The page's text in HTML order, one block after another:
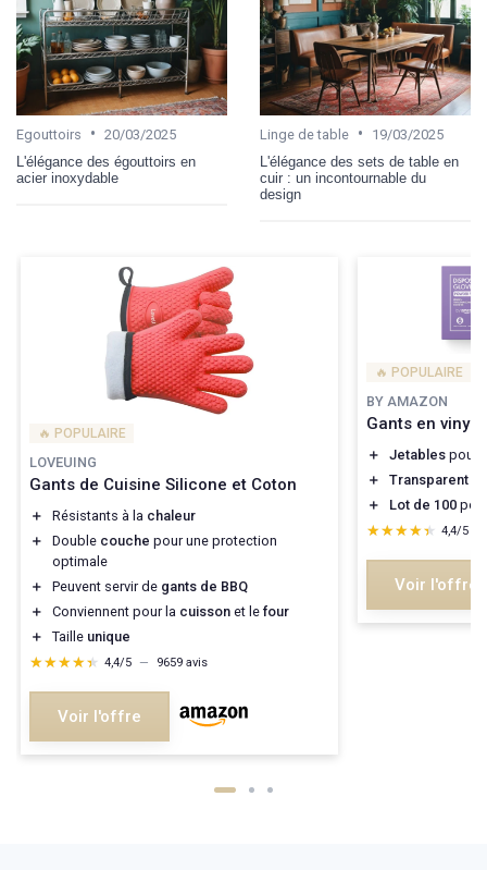
Egouttoirs • 20/03/2025
L'élégance des égouttoirs en
acier inoxydable
Linge de table •
19/03/2025
L'élégance des sets de table en
cuir : un incontournable du
design
🔥 POPULAIRE
LOVEUING
Gants de Cuisine Silicone et Coton
＋ Résistants à la chaleur
＋
Double couche pour une protection
optimale
＋
Peuvent servir de gants de BBQ
＋
Conviennent pour la cuisson et le four
＋
Taille unique
★★★★★
★★★★★ 4,4/5 — 9659 avis
Voir l'offre
🔥 POPULAIRE
BY AMAZON
Gants en
＋ Jetables pour
＋
Transparent
＋
Lot de 100
★★★★★
★★★★★ 4,4/5
Voir l'offre